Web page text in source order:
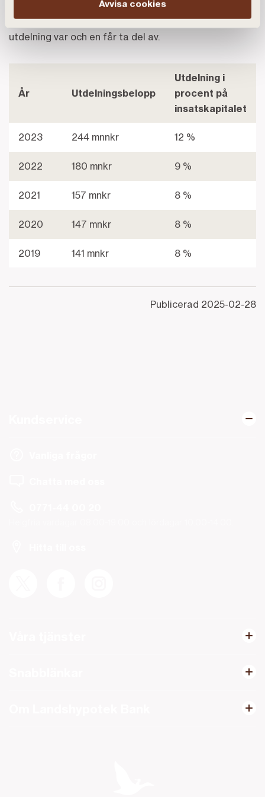
Avvisa cookies
lånebelopp i banken. Det egna insatskapitalets
storlek vid årsskiftet ligger till grund för hur stor
utdelning var och en får ta del av.
År Utdelningsbelopp
Utdelning i
procent på
insatskapitalet
2023 244 mnnkr 12 %
2022 180 mnkr 9 %
2021 157 mnkr 8 %
2020 147 mnkr 8 %
2019 141 mnkr 8 %
Publicerad 2025-02-28